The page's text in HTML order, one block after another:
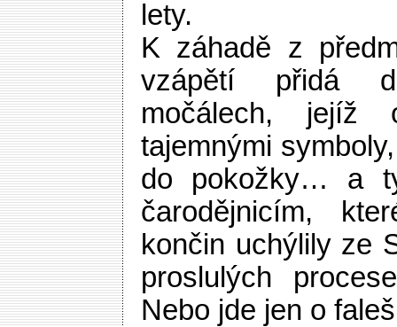
lety.
K záhadě z
vzápětí přidá
močálech, jejíž
tajemnými
do pokožky… a
čarodějnicím,
končin uchýlily ze
proslulých
Nebo jde jen o